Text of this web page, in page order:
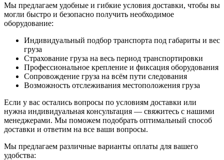
Мы предлагаем удобные и гибкие условия доставки, чтобы вы
могли быстро и безопасно получить необходимое
оборудование:
Индивидуальный подбор транспорта под габариты и вес
груза
Страхование груза на весь период транспортировки
Профессиональное крепление и фиксация оборудования
Сопровождение груза на всём пути следования
Возможность отслеживания местоположения груза
Если у вас остались вопросы по условиям доставки или
нужна индивидуальная консультация — свяжитесь с нашими
менеджерами. Мы поможем подобрать оптимальный способ
доставки и ответим на все ваши вопросы.
Мы предлагаем различные варианты оплаты для вашего
удобства: